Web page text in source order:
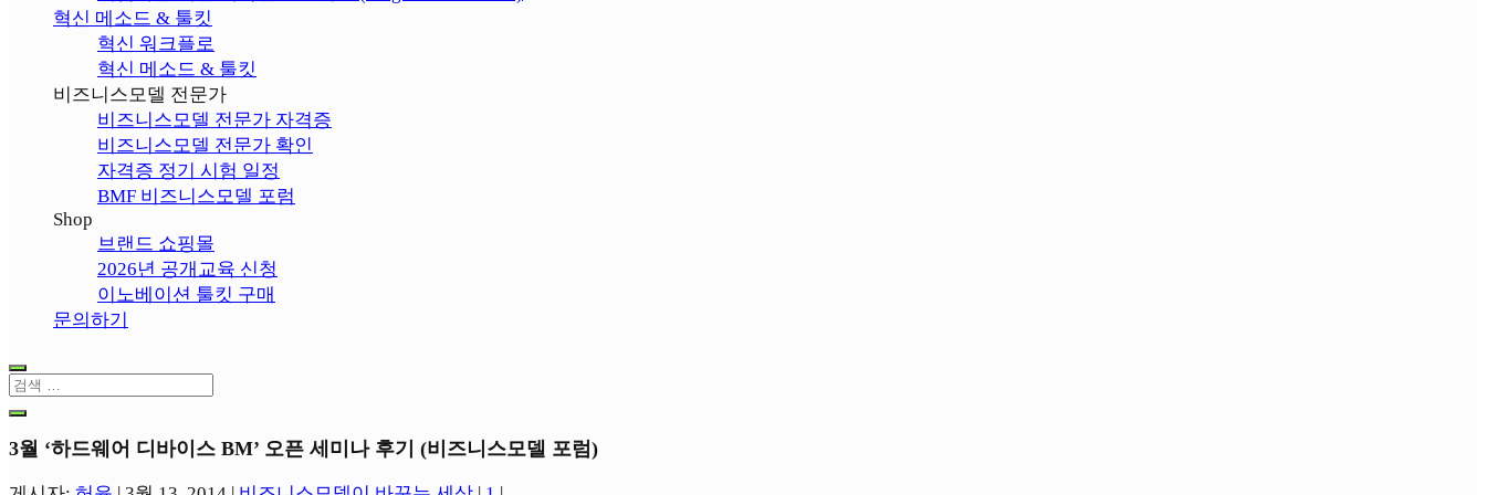
혁신 메소드 & 툴킷
혁신 워크플로
혁신 메소드 & 툴킷
비즈니스모델 전문가
비즈니스모델 전문가 자격증
비즈니스모델 전문가 확인
자격증 정기 시험 일정
BMF 비즈니스모델 포럼
Shop
브랜드 쇼핑몰
2026년 공개교육 신청
이노베이션 툴킷 구매
문의하기
3월 ‘하드웨어 디바이스 BM’ 오픈 세미나 후기 (비즈니스모델 포럼)